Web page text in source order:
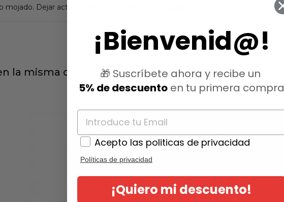
mojado. Dejar actuar durante dos minutos. Enjuague bien.
la misma categoría:
¡Bienvenid@!
🎁 Suscríbete ahora y recibe un
5% de descuentoen tu primera compra
Acepto las politicas de privacidad
Políticas de privacidad
¡Quiero mi descuento!